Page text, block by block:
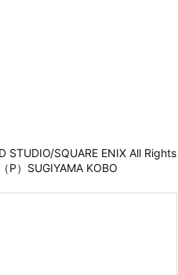
STUDIO/SQUARE ENIX All Rights
P）SUGIYAMA KOBO